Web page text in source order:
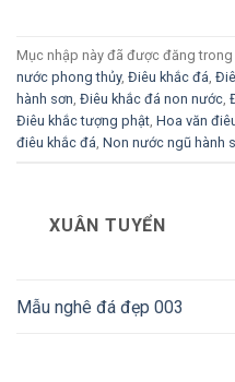
Mục nhập này đã được đăng trong
nước phong thủy, Điêu khắc đá
hành sơn Điêu khắc đá non nước
Điêu khắc tượng phật Hoa văn
điêu khắc đá Non nước ngũ hành
XUÂN TUYỂN
Mẫu nghê đá đẹp 003